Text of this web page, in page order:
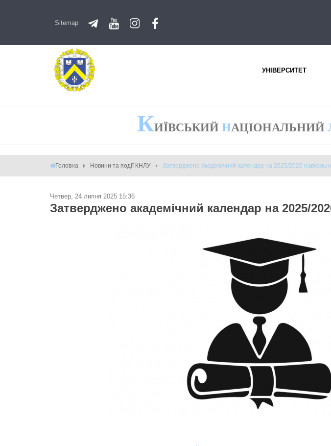
Sitemap
УНІВЕРСИТЕТ
КИЇВСЬКИЙ НАЦІОНАЛЬНИЙ
Головна Новини та події КНЛУ Затверджено академічний календар на 2025/2026
Четвер, 24 липня 2025 15:36
Затверджено академічний календар на 2025/